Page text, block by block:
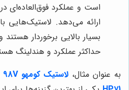
است و عملکرد
ارائه می‌دهد. لاستیک‌هایی
بسیار بالایی برخوردار هستند
حداکثر عملکرد و هندلینگ
به عنوان مثال،